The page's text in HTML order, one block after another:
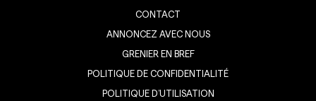
CONTACT
ANNONCEZ AVEC NOUS
GRENIER EN BREF
POLITIQUE DE CONFIDENTIALITÉ
POLITIQUE D’UTILISATION